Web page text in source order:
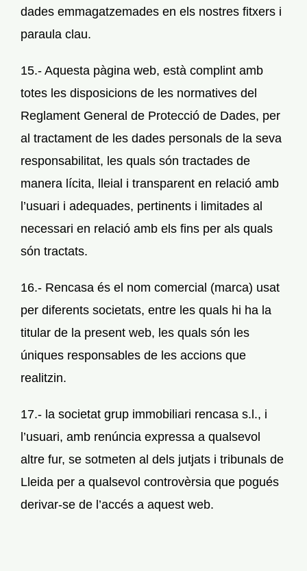
dades emmagatzemades en els nostres fitxers i
paraula clau.
15.- Aquesta pàgina web, està complint amb
totes les disposicions de les normatives del
Reglament General de Protecció de Dades, per
al tractament de les dades personals de la seva
responsabilitat, les quals són tractades de
manera lícita, lleial i transparent en relació amb
l’usuari i adequades, pertinents i limitades al
necessari en relació amb els fins per als quals
són tractats.
16.- Rencasa és el nom comercial (marca) usat
per diferents societats, entre les quals hi ha la
titular de la present web, les quals són les
úniques responsables de les accions que
realitzin.
17.- la societat grup immobiliari rencasa s.l., i
l’usuari, amb renúncia expressa a qualsevol
altre fur, se sotmeten al dels jutjats i tribunals de
Lleida per a qualsevol controvèrsia que pogués
derivar-se de l’accés a aquest web.